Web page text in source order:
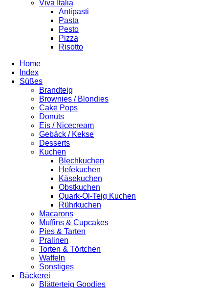
Viva Italia
Antipasti
Pasta
Pesto
Pizza
Risotto
Home
Index
Süßes
Brandteig
Brownies / Blondies
Cake Pops
Donuts
Eis / Nicecream
Gebäck / Kekse
Desserts
Kuchen
Blechkuchen
Hefekuchen
Käsekuchen
Obstkuchen
Quark-Öl-Teig Kuchen
Rührkuchen
Macarons
Muffins & Cupcakes
Pies & Tarten
Pralinen
Torten & Törtchen
Waffeln
Sonstiges
Bäckerei
Blätterteig Goodies